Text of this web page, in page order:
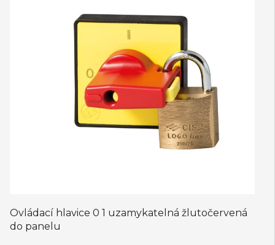
Ovládací hlavice 0 1 uzamykatelná žlutočervená
do panelu